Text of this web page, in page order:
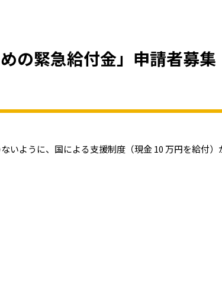
の緊急給付金」申請者募集
ように、国による支援制度（現金 10 万円を給付